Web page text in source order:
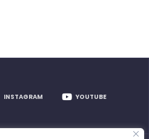
INSTAGRAM YOUTUBE